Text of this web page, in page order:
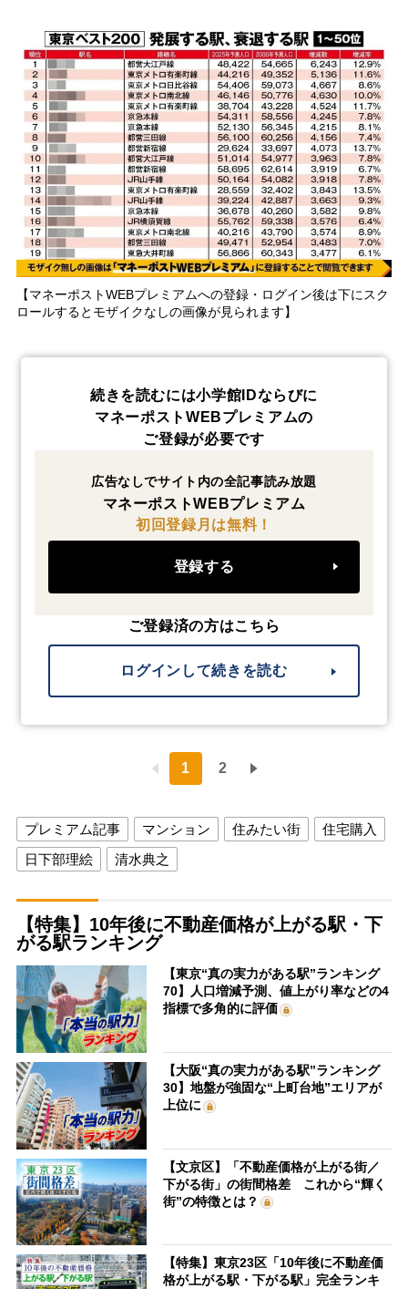
【マネーポストWEBプレミアムへの登録・ログイン後は下にスク
ロールするとモザイクなしの画像が見られます】
続きを読むには小学館IDならびに
マネーポストWEBプレミアムの
ご登録が必要です
広告なしでサイト内の全記事読み放題
マネーポストWEBプレミアム
初回登録月は無料！
登録する
ご登録済の方はこちら
ログインして続きを読む
1 2
プレミアム記事 マンション 住みたい街
住宅購入
日下部理絵
清水典之
【特集】10年後に不動産価格が上がる駅・下
がる駅ランキング
【東京“真の実力がある駅”ランキング
70】人口増減予測、値上がり率などの4
指標で多角的に評価
【大阪“真の実力がある駅”ランキング
30】地盤が強固な“上町台地”エリアが
上位に
【文京区】「不動産価格が上がる街／
下がる街」の街間格差 これから“輝く
街”の特徴とは？
【特集】東京23区「10年後に不動産価
格が上がる駅・下がる駅」完全ランキ